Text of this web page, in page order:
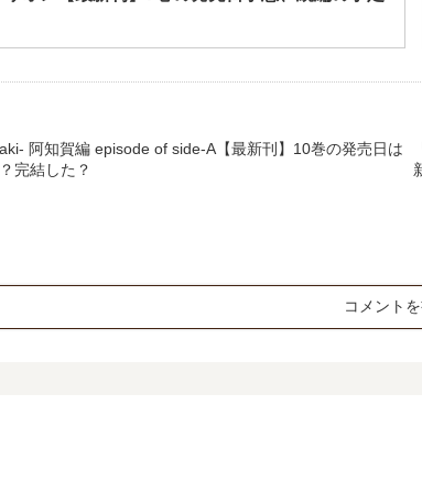
阿知賀編 episode of side-A【最新刊】10巻の発売日は
完結した？
コメント